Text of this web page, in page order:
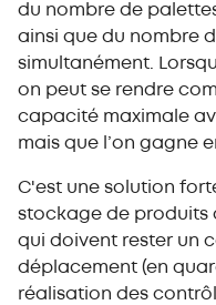
du nombre de
ainsi que du nombre
simultanément.
on peut se rendre
capacité maximale
mais que l’on gagne
C'est une solution
stockage de produits
qui doivent rester un
déplacement (en
réalisation des